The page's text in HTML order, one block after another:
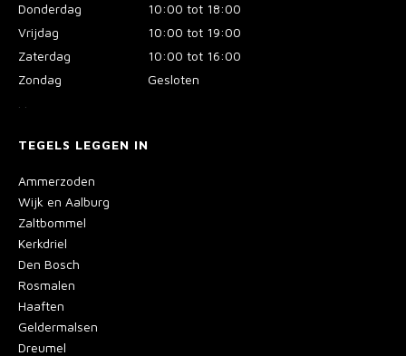
Donderdag
Vrijdag
Zaterdag
Zondag
10:00 tot 18:00
10:00 tot 19:00
10:00 tot 16:00
Gesloten
TEGELS LEGGEN IN
Ammerzoden
Wijk en Aalburg
Zaltbommel
Kerkdriel
Den Bosch
Rosmalen
Haaften
Geldermalsen
Dreumel